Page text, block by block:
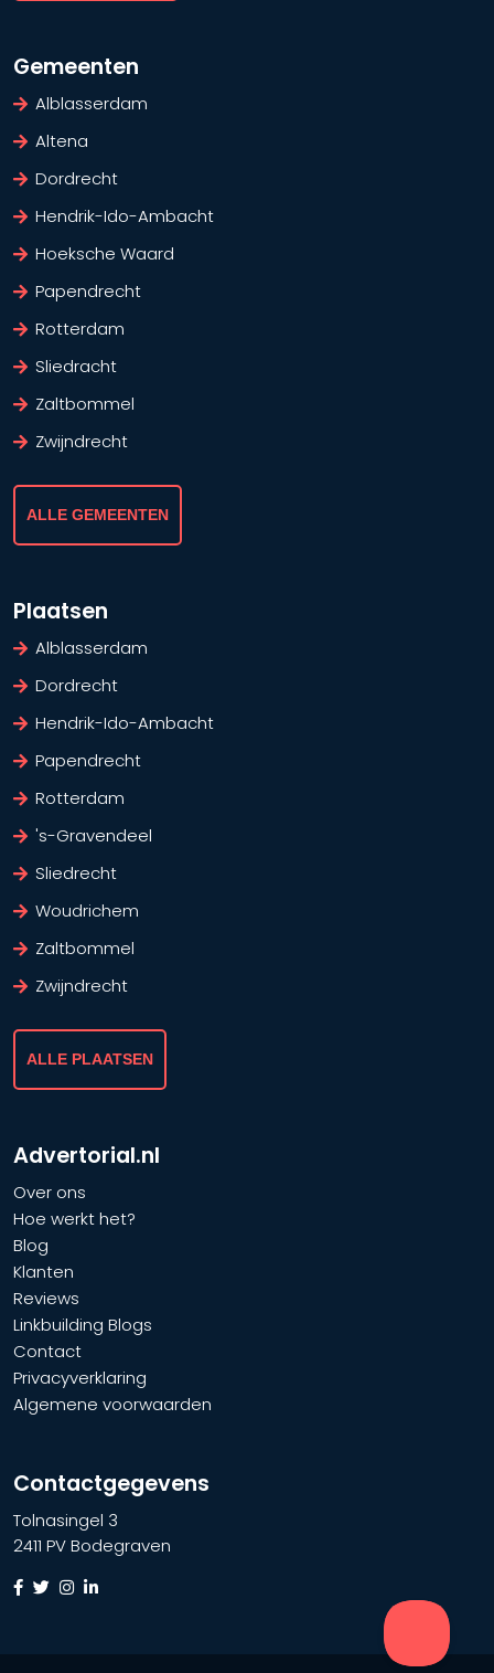
Advertorial.nl
Over ons
Hoe werkt het?
Blog
Klanten
Reviews
Linkbuilding Blogs
Contact
Privacyverklaring
Algemene voorwaarden
Gemeenten
Alblasserdam
Altena
Dordrecht
Hendrik-Ido-Ambacht
Hoeksche Waard
Papendrecht
Rotterdam
Sliedracht
Zaltbommel
Zwijndrecht
ALLE GEMEENTEN
Plaatsen
Alblasserdam
Dordrecht
Hendrik-Ido-Ambacht
Papendrecht
Rotterdam
's-Gravendeel
Sliedrecht
Woudrichem
Zaltbommel
Zwijndrecht
ALLE PLAATSEN
Contactgegevens
Tolnasingel 3
2411 PV Bodegraven